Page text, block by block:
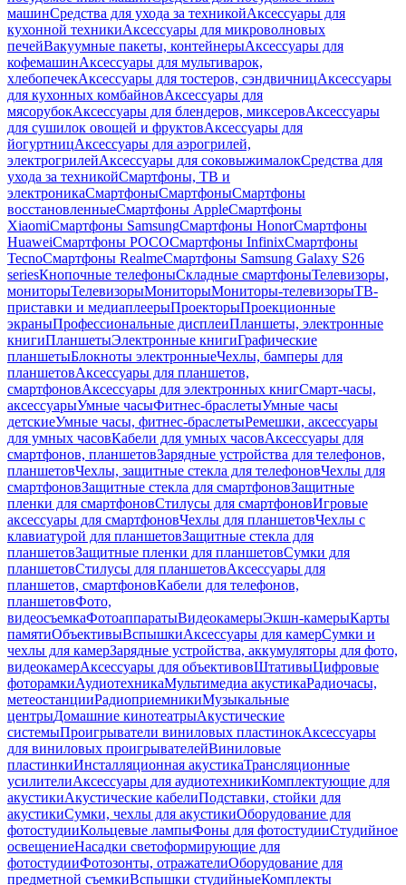
машинСредства для ухода за техникойАксессуары для
кухонной техникиАксессуары для микроволновых
печейВакуумные пакеты, контейнерыАксессуары для
кофемашинАксессуары для мультиварок,
хлебопечекАксессуары для тостеров, сэндвичницАксессуары
для кухонных комбайновАксессуары для
мясорубокАксессуары для блендеров, миксеровАксессуары
для сушилок овощей и фруктовАксессуары для
йогуртницАксессуары для аэрогрилей,
электрогрилейАксессуары для соковыжималокСредства для
ухода за техникойСмартфоны, ТВ и
электроникаСмартфоныСмартфоныСмартфоны
восстановленныеСмартфоны AppleСмартфоны
XiaomiСмартфоны SamsungСмартфоны HonorСмартфоны
HuaweiСмартфоны POCOСмартфоны InfinixСмартфоны
TecnoСмартфоны RealmeСмартфоны Samsung Galaxy S26
seriesКнопочные телефоныСкладные смартфоныТелевизоры,
мониторыТелевизорыМониторыМониторы-телевизорыТВ-
приставки и медиаплеерыПроекторыПроекционные
экраныПрофессиональные дисплеиПланшеты, электронные
книгиПланшетыЭлектронные книгиГрафические
планшетыБлокноты электронныеЧехлы, бамперы для
планшетовАксессуары для планшетов,
смартфоновАксессуары для электронных книгСмарт-часы,
аксессуарыУмные часыФитнес-браслетыУмные часы
детскиеУмные часы, фитнес-браслетыРемешки, аксессуары
для умных часовКабели для умных часовАксессуары для
смартфонов, планшетовЗарядные устройства для телефонов,
планшетовЧехлы, защитные стекла для телефоновЧехлы для
смартфоновЗащитные стекла для смартфоновЗащитные
пленки для смартфоновСтилусы для смартфоновИгровые
аксессуары для смартфоновЧехлы для планшетовЧехлы с
клавиатурой для планшетовЗащитные стекла для
планшетовЗащитные пленки для планшетовСумки для
планшетовСтилусы для планшетовАксессуары для
планшетов, смартфоновКабели для телефонов,
планшетовФото,
видеосъемкаФотоаппаратыВидеокамерыЭкшн-камерыКарты
памятиОбъективыВспышкиАксессуары для камерСумки и
чехлы для камерЗарядные устройства, аккумуляторы для фото,
видеокамерАксессуары для объективовШтативыЦифровые
фоторамкиАудиотехникаМультимедиа акустикаРадиочасы,
метеостанцииРадиоприемникиМузыкальные
центрыДомашние кинотеатрыАкустические
системыПроигрыватели виниловых пластинокАксессуары
для виниловых проигрывателейВиниловые
пластинкиИнсталляционная акустикаТрансляционные
усилителиАксессуары для аудиотехникиКомплектующие для
акустикиАкустические кабелиПодставки, стойки для
акустикиСумки, чехлы для акустикиОборудование для
фотостудииКольцевые лампыФоны для фотостудииСтудийное
освещениеНасадки светоформирующие для
фотостудииФотозонты, отражателиОборудование для
предметной съемкиВспышки студийныеКомплекты